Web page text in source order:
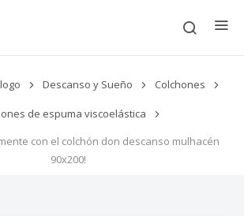
Descanso y Sueño Colchones
de espuma viscoelástica
con el colchón don descanso mulhacén
90x200!